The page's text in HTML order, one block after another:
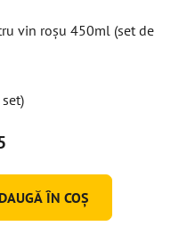
vin roșu 450ml (set de
ÎN COŞ